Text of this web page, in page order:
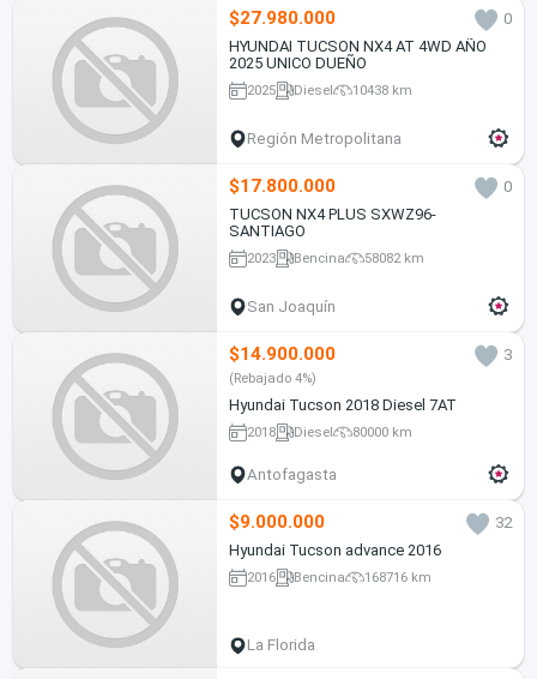
$27.980.000
0
HYUNDAI TUCSON NX4 AT 4WD AÑO
2025 UNICO DUEÑO
2025 Diesel 10438 km
Región Metropolitana
$17.800.000
0
TUCSON NX4 PLUS SXWZ96-
SANTIAGO
2023 Bencina 58082 km
San Joaquín
$14.900.000 3
(Rebajado 4%)
Hyundai Tucson 2018 Diesel 7AT
2018 Diesel 80000 km
Antofagasta
$9.000.000
32
Hyundai Tucson advance 2016
2016 Bencina 168716 km
La Florida